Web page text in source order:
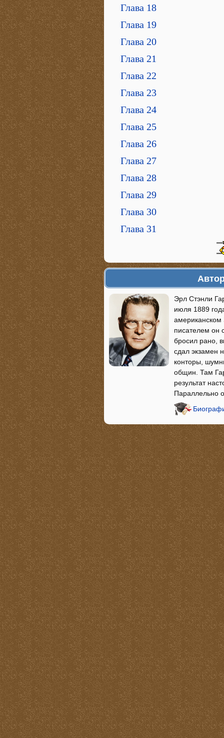
Глава 18
Глава 19
Глава 20
Глава 21
Глава 22
Глава 23
Глава 24
Глава 25
Глава 26
Глава 27
Глава 28
Глава 29
Глава 30
Глава 31
Эрл Стэнли
июля 1889
американском
писателем он
бросил рано,
сдал экзамен
конторы,
общин. Там
результат
Параллельно